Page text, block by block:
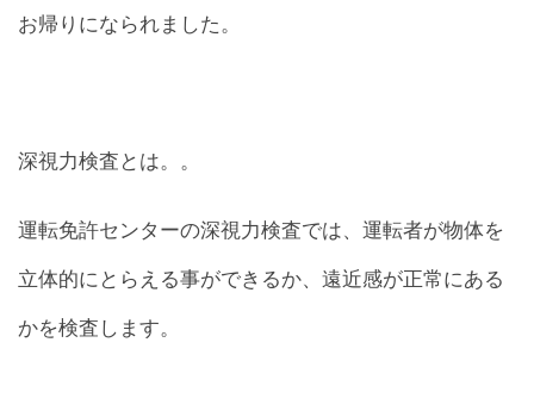
お帰りになられました。
深視力検査とは。。
運転免許センターの深視力検査では、運転者が物体を
立体的にとらえる事ができるか、遠近感が正常にある
かを検査します。